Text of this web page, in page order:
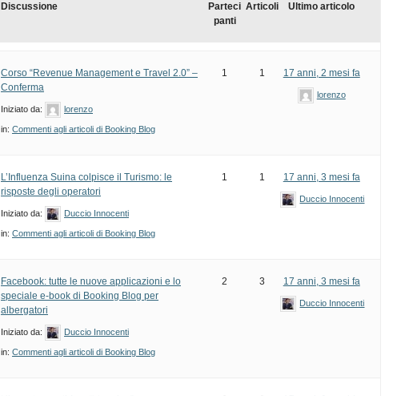
Discussione
Parteci
panti
Articoli Ultimo articolo
Corso “Revenue Management e Travel 2.0” –
Conferma
Iniziato da: lorenzo
in: Commenti agli articoli di Booking Blog
1 1 17 anni, 2 mesi fa
lorenzo
L’Influenza Suina colpisce il Turismo: le
risposte degli operatori
Iniziato da: Duccio Innocenti
in: Commenti agli articoli di Booking Blog
1 1 17 anni, 3 mesi fa
Duccio Innocenti
Facebook: tutte le nuove applicazioni e lo
speciale e-book di Booking Blog per
albergatori
Iniziato da: Duccio Innocenti
in: Commenti agli articoli di Booking Blog
2 3 17 anni, 3 mesi fa
Duccio Innocenti